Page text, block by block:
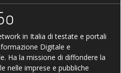
in Italia di testate e portali
Digitale e
Ha la missione di diffondere la
nelle imprese e pubbliche